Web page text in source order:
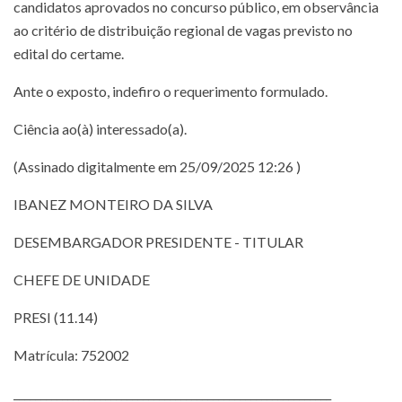
candidatos aprovados no concurso público, em observância
ao critério de distribuição regional de vagas previsto no
edital do certame.
Ante o exposto, indefiro o requerimento formulado.
Ciência ao(à) interessado(a).
(Assinado digitalmente em 25/09/2025 12:26 )
IBANEZ MONTEIRO DA SILVA
DESEMBARGADOR PRESIDENTE - TITULAR
CHEFE DE UNIDADE
PRESI (11.14)
Matrícula: 752002